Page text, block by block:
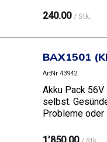
240.00 / Stk.
BAX1501
ArtNr 43942
Akku Pack
selbst.
Probleme oder